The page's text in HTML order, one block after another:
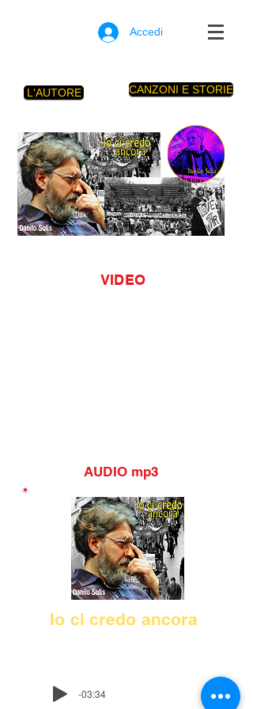
Accedi
L'AUTORE CANZONI E STORIE
VIDEO
AUDIO mp3
Io ci credo ancora
-03:34